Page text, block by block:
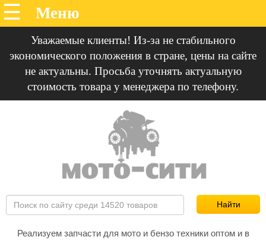
Уважаемые клиенты! Из-за не стабильного
экономического положения в стране, цены на сайте
не актуальны. Просьба уточнять актуальную
стоимость товара у менеджера по телефону.
Реализуем запчасти для мото и бензо техники оптом и в